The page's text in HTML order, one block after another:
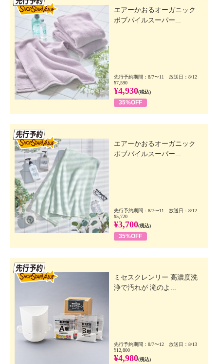
エアーかおるオーガニック
ボブパイルスーパー...
先行予約期間：8/7〜11 放送日：8/12
¥7,590
¥4,930(税込)
35%OFF
エアーかおるオーガニック
ボブパイルスーパー...
先行予約期間：8/7〜11 放送日：8/12
¥5,720
¥3,700(税込)
35%OFF
ミセスクレンリー 高濃度洗
浄で汚れが 滝のよ...
先行予約期間：8/7〜12 放送日：8/13
¥12,800
¥4,980(税込)